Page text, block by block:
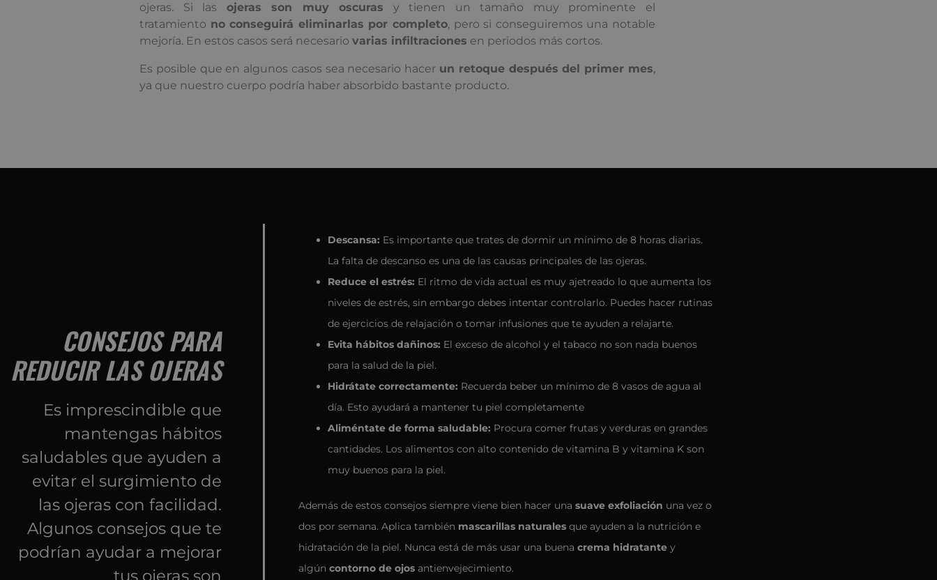
ojeras. Si las ojeras son muy oscuras y tienen un tamaño muy prominente el
tratamiento no conseguirá eliminarlas por completo, pero si conseguiremos una notable
mejoría. En estos casos será necesario varias infiltraciones en periodos más cortos.
Es posible que en algunos casos sea necesario hacer un retoque después del primer mes,
ya que nuestro cuerpo podría haber absorbido bastante producto.
CONSEJOS PARA
REDUCIR LAS OJERAS
Es imprescindible que
mantengas hábitos
saludables que ayuden a
evitar el surgimiento de
las ojeras con facilidad.
Algunos consejos que te
podrían ayudar a mejorar
tus ojeras son
Descansa: Es importante que trates de dormir un mínimo de 8 horas diarias.
La falta de descanso es una de las causas principales de las ojeras.
Reduce el estrés: El ritmo de vida actual es muy ajetreado lo que aumenta los
niveles de estrés, sin embargo debes intentar controlarlo. Puedes hacer rutinas
de ejercicios de relajación o tomar infusiones que te ayuden a relajarte.
Evita hábitos dañinos: El exceso de alcohol y el tabaco no son nada buenos
para la salud de la piel.
Hidrátate correctamente: Recuerda beber un mínimo de 8 vasos de agua al
día. Esto ayudará a mantener tu piel completamente
Aliméntate de forma saludable: Procura comer frutas y verduras en grandes
cantidades. Los alimentos con alto contenido de vitamina B y vitamina K son
muy buenos para la piel.
Además de estos consejos siempre viene bien hacer una suave exfoliación una vez o
dos por semana. Aplica también mascarillas naturalesque ayuden a la nutrición e
hidratación de la piel. Nunca está de más usar una buena crema hidratantey
algún contorno de ojosantienvejecimiento.